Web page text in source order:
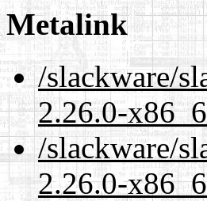
Metalink
/slackware/
2.26.0-
/slackware/
2.26.0-